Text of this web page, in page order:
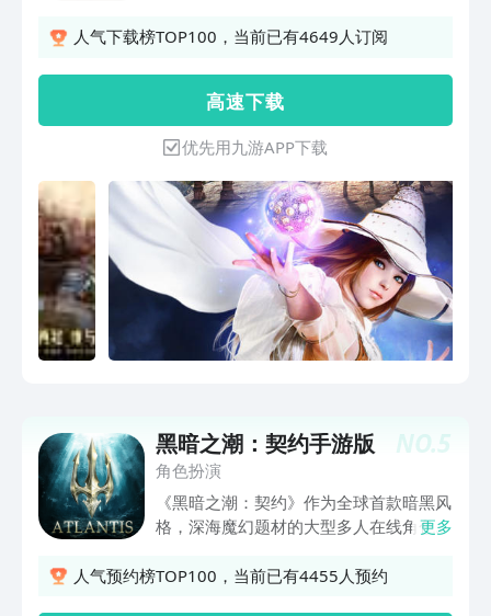
验； ※奇幻异域风情超大世界，畅快探索
丝的捏脸技术，千人千面感受别样休闲社
交玩法； ※国服专享东方神秘角色，蕴藏
无限可能； 一同上路，让冒险不再孤单~
准备好和冒险家们一起踏上这奇幻的新世
界旅途了吗？
人气下载榜TOP100，当前已有4649人订阅
高 速 下 载
优先用九游APP下载
NO.5
黑暗之潮：契约手游版
角色扮演
《黑暗之潮：契约》作为全球首款暗黑风
格，深海魔幻题材的大型多人在线角色扮
观，更有”连击”、自由BD搭配策略等多重
更多
人气预约榜TOP100，当前已有4455人预约